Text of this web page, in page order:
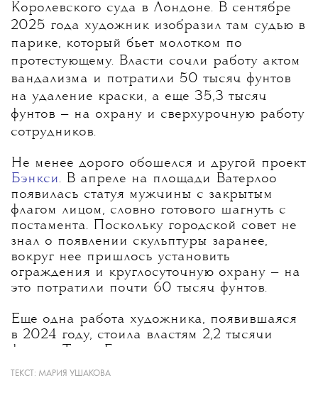
Королевского суда в Лондоне. В сентябре
2025 года художник изобразил там судью в
парике, который бьет молотком по
протестующему. Власти сочли работу актом
вандализма и потратили 50 тысяч фунтов
на удаление краски, а еще 35,3 тысяч
фунтов — на охрану и сверхурочную работу
сотрудников.
Не менее дорого обошелся и другой проект
Бэнкси. В апреле на площади Ватерлоо
появилась статуя мужчины с закрытым
флагом лицом, словно готового шагнуть с
постамента. Поскольку городской совет не
знал о появлении скульптуры заранее,
вокруг нее пришлось установить
ограждения и круглосуточную охрану — на
это потратили почти 60 тысяч фунтов.
Еще одна работа художника, появившаяся
в 2024 году, стоила властям 2,2 тысячи
фунтов. Тогда Бэнкси превратил
полицейскую будку в лондонском Сити в
ТЕКСТ: МАРИЯ УШАКОВА